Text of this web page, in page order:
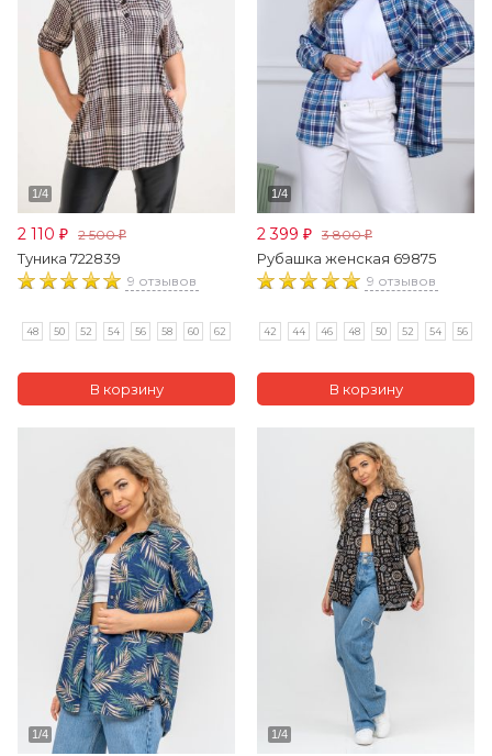
2 110 ₽ 2 500₽
Туника 722839
9 отзывов
48 50 52 54 56 58 60 62
2 399 ₽ 3 800₽
Рубашка женская 69875
9 отзывов
42 44 46 48 50 52 54 56